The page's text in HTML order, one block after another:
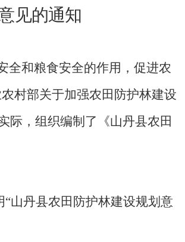
见的通知
全和粮食安全的作用，促进农
村部关于加强农田防护林建设
际，组织编制了《山丹县农田
“山丹县农田防护林建设规划意